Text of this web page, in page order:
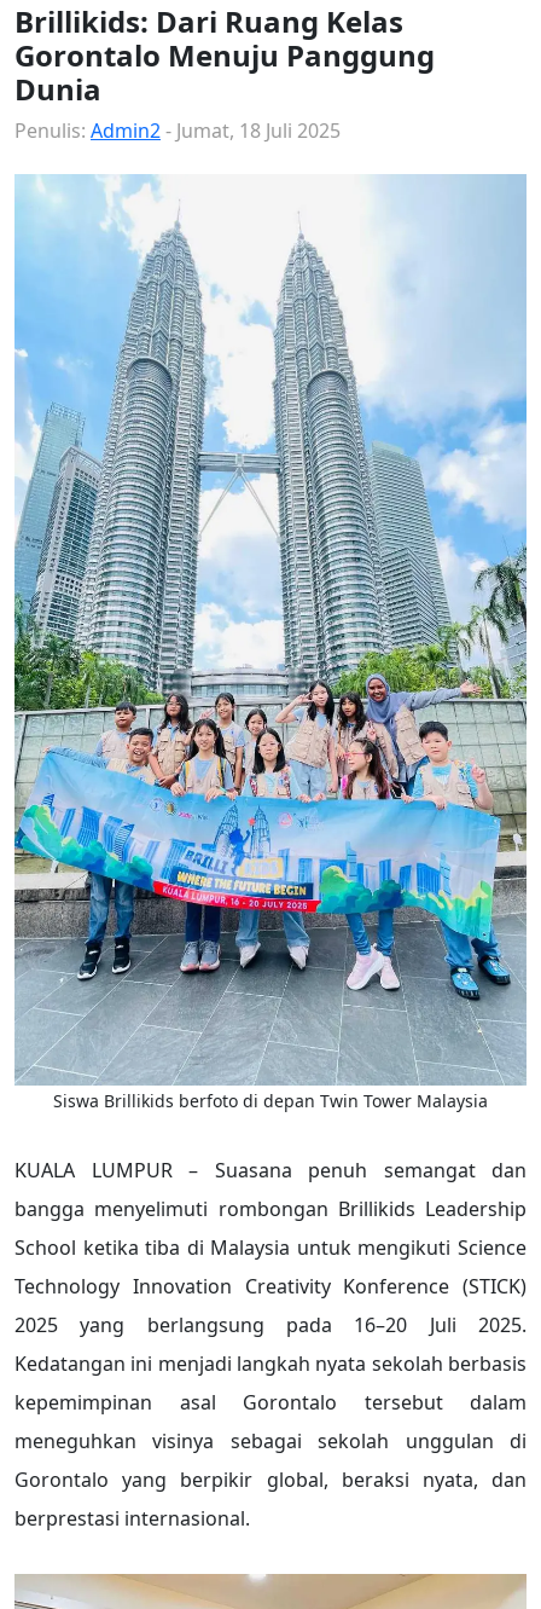
Brillikids: Dari Ruang Kelas
Gorontalo Menuju Panggung
Dunia
Penulis: Admin2- Jumat, 18 Juli 2025
Siswa Brillikids berfoto di depan Twin Tower Malaysia
KUALA LUMPUR – Suasana penuh semangat dan
bangga menyelimuti rombongan Brillikids Leadership
School ketika tiba di Malaysia untuk mengikuti Science
Technology Innovation Creativity Konference (STICK)
2025 yang berlangsung pada 16–20 Juli 2025.
Kedatangan ini menjadi langkah nyata sekolah berbasis
kepemimpinan asal Gorontalo tersebut dalam
meneguhkan visinya sebagai sekolah unggulan di
Gorontalo yang berpikir global, beraksi nyata, dan
berprestasi internasional.